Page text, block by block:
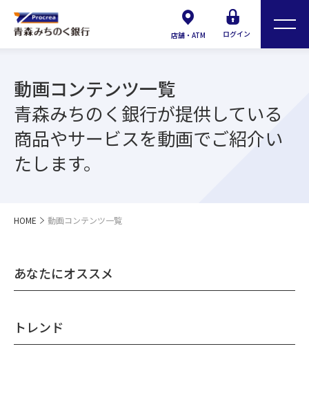
店舗・ATM ログイン
動画コンテンツ一覧
青森みちのく銀行が提供している
商品やサービスを動画でご紹介い
たします。
HOME 動画コンテンツ一覧
あなたにオススメ
トレンド